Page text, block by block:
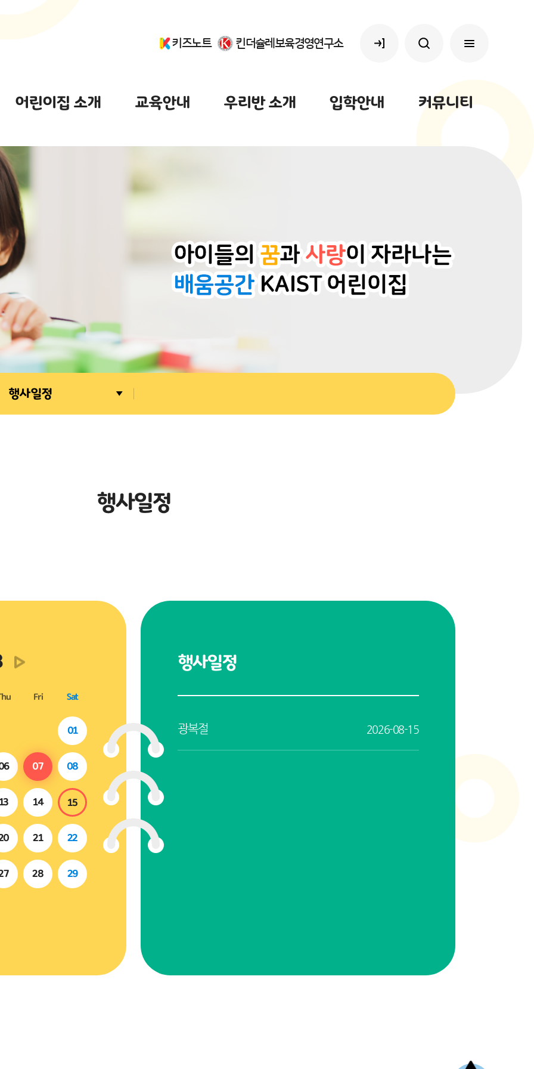
키즈노트 킨더슐레보육경영연구소
어린이집 소개 교육안내 우리반 소개 입학안내 커뮤니티
행사일정
행사일정
Fri Sat
01
07 08
14 15
21 22
28 29
행사일정
광복절 2026-08-15